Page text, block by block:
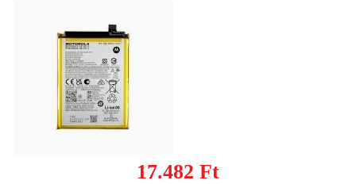
17.482 Ft